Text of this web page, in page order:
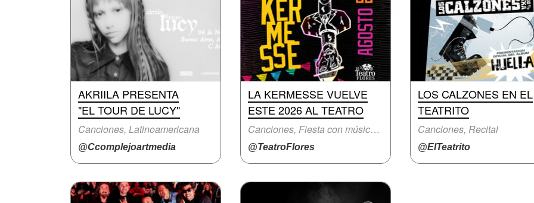
AKRIILA PRESENTA
"EL TOUR DE LUCY"
Canciones, Latinoamericana
@Ccomplejoartmedia
LA KERMESSE VUELVE
ESTE 2026 AL TEATRO
Canciones, Fiesta con música en vivo
@TeatroFlores
LOS CALZONES EN EL
TEATRITO
Canciones, Recital
@ElTeatrito